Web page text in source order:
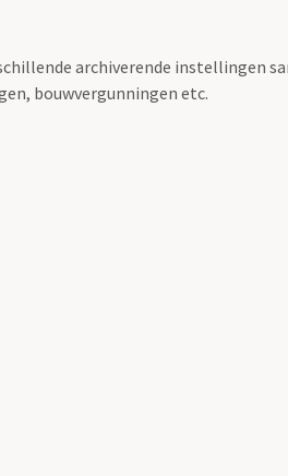
archiverende instellingen
bouwvergunningen etc.